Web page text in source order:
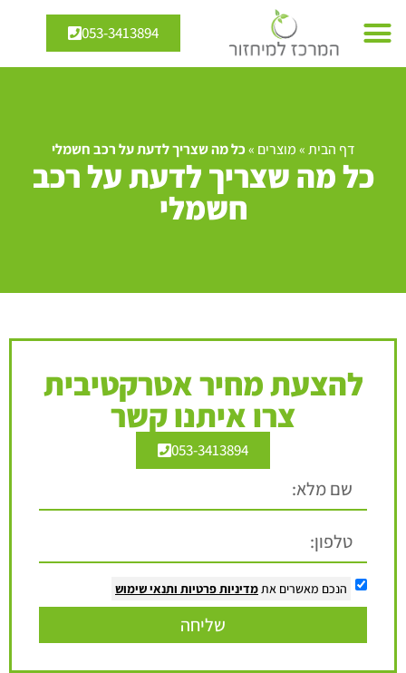
053-3413894
דף הבית»מוצרים »כל מה שצריך לדעת על רכב חשמלי
כל מה שצריך לדעת על רכב
חשמלי
להצעת מחיר אטרקטיבית
צרו איתנו קשר
053-3413894
הנכם מאשרים את מדיניות פרטיות ותנאי שימוש
שליחה